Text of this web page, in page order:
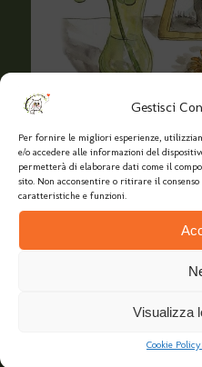
Gestisci
Per fornire le migliori esperienze,
e/o accedere alle informazioni del
permetterà di elaborare dati come il
sito. Non acconsentire o ritirare il
caratteristiche e funzioni.
Visualizza
Cookie Policy